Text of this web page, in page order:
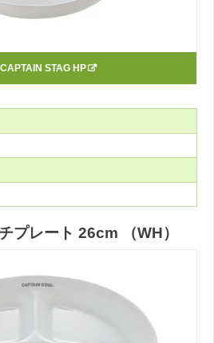
CAPTAIN STAG HP
プレート 26cm （WH）